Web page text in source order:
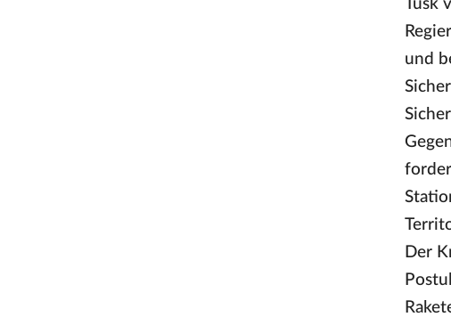
Tusk
und
Der